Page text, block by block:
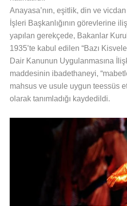
Anayasa’nın, eşitlik, din ve
İşleri Başkanlığının görevlerine
yapılan gerekçede, Bakanlar
1935’te kabul edilen “Bazı
Dair Kanunun Uygulanmasına
maddesinin ibadethaneyi,
mahsus ve usule uygun teessüs
olarak tanımladığı kaydedildi.